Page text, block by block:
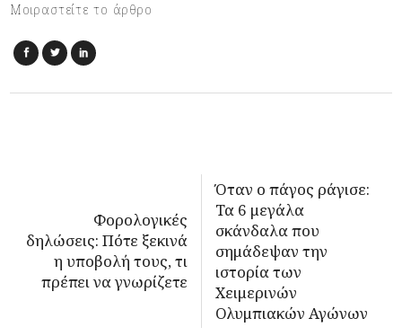
Μοιραστείτε το άρθρο
Φορολογικές
δηλώσεις: Πότε ξεκινά
η υποβολή τους, τι
πρέπει να γνωρίζετε
Όταν ο πάγος ράγισε:
Τα 6 μεγάλα
σκάνδαλα που
σημάδεψαν την
ιστορία των
Χειμερινών
Ολυμπιακών Αγώνων